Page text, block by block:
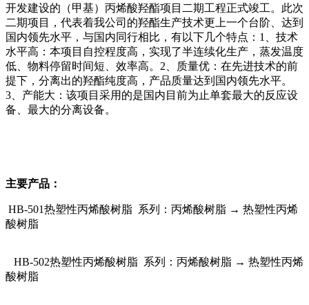
开发建设的（甲基）丙烯酸羟酯项目二期工程正式竣工。此次
二期项目，代表着我公司的羟酯生产技术更上一个台阶、达到
国内领先水平，与国内同行相比，有以下几个特点：1、技术
水平高：本项目自控程度高，实现了半连续化生产，蒸发温度
低、物料停留时间短、效率高。2、质量优：在先进技术的前
提下，分离出的羟酯纯度高，产品质量达到国内领先水平。
3、产能大：该项目采用的是国内目前为止单套最大的反应设
备、最大的分离设备。
主要产品：
HB-501热塑性丙烯酸树脂 系列：丙烯酸树脂 → 热塑性丙烯
酸树脂
HB-502热塑性丙烯酸树脂 系列：丙烯酸树脂 → 热塑性丙烯
酸树脂